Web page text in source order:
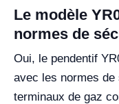
Le modèle
normes de
Oui, le pendentif
avec les normes
terminaux de gaz